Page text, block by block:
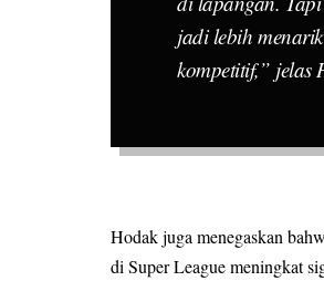
jadi lebih
kompetitif,” jelas
Hodak juga menegaskan
di Super League meningkat